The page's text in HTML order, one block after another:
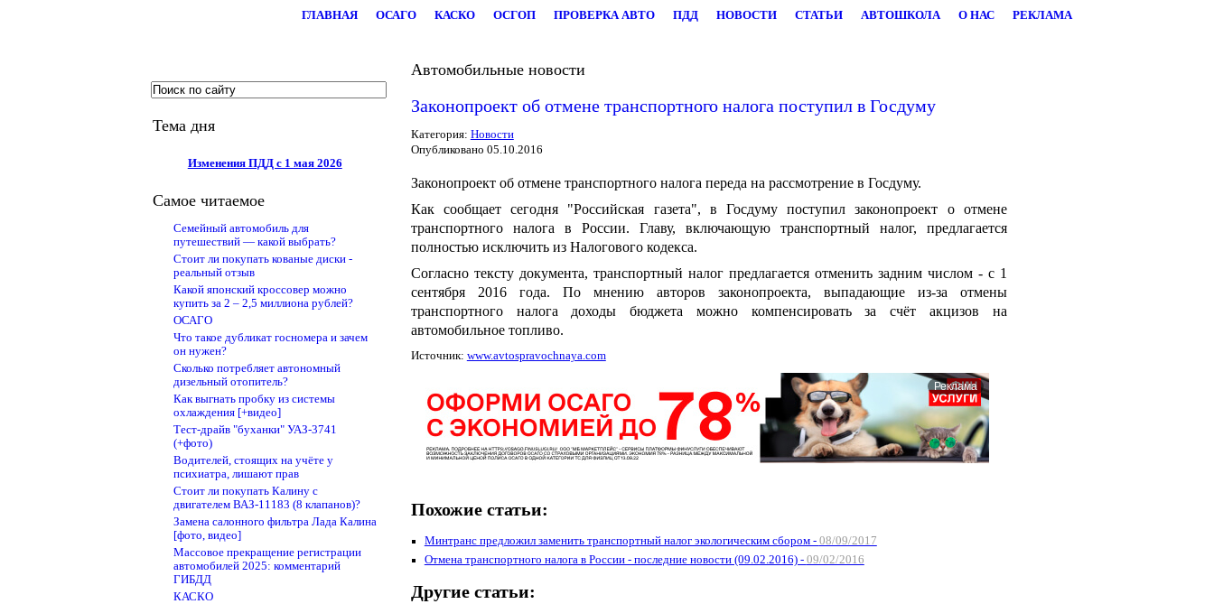
ГЛАВНАЯ ОСАГО КАСКО ОСГОП ПРОВЕРКА АВТО ПДД НОВОСТИ СТАТЬИ АВТОШКОЛА О НАС РЕКЛАМА
Тема дня
Изменения ПДД с 1 мая 2026
Самое читаемое
Семейный автомобиль для
путешествий — какой выбрать?
Стоит ли покупать кованые диски -
реальный отзыв
Какой японский кроссовер можно
купить за 2 – 2,5 миллиона рублей?
ОСАГО
Что такое дубликат госномера и зачем
он нужен?
Сколько потребляет автономный
дизельный отопитель?
Как выгнать пробку из системы
охлаждения [+видео]
Тест-драйв "буханки" УАЗ-3741
(+фото)
Водителей, стоящих на учёте у
психиатра, лишают прав
Стоит ли покупать Калину с
двигателем ВАЗ-11183 (8 клапанов)?
Замена салонного фильтра Лада Калина
[фото, видео]
Массовое прекращение регистрации
автомобилей 2025: комментарий
ГИБДД
КАСКО
Автомобильные новости
Законопроект об отмене транспортного налога поступил в Госдуму
Категория: Новости
Опубликовано 05.10.2016
Законопроект об отмене транспортного налога переда на рассмотрение в Госдуму.
Как сообщает сегодня "Российская газета", в Госдуму поступил законопроект о отмене
транспортного налога в России. Главу, включающую транспортный налог, предлагается
полностью исключить из Налогового кодекса.
Согласно тексту документа, транспортный налог предлагается отменить задним числом - с 1
сентября 2016 года. По мнению авторов законопроекта, выпадающие из-за отмены
транспортного налога доходы бюджета можно компенсировать за счёт акцизов на
автомобильное топливо.
Источник: www.avtospravochnaya.com
Реклама
Похожие статьи:
Минтранс предложил заменить транспортный налог экологическим сбором - 08/09/2017
Отмена транспортного налога в России - последние новости (09.02.2016) - 09/02/2016
Другие статьи: